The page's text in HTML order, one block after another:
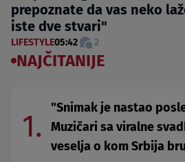
prepoznate da vas neko
iste dve stvari"
LIFESTYLE05:42 2
NAJČITANIJE
1.
"Snimak je nastao
Muzičari sa viralne
veselja o kom Srbija